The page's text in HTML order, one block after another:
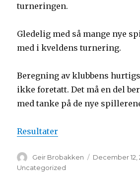
turneringen.
Gledelig med så mange nye
med i kveldens turnering.
Beregning av klubbens
ikke foretatt. Det må en del
med tanke på de nye
Resultater
Author
Geir Brobakken
Posted
December 12,
Uncategorized